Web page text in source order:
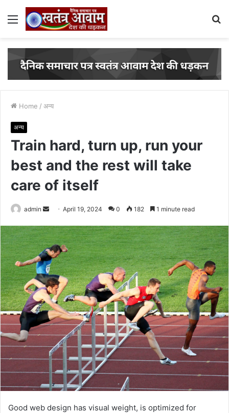
Menu
Home / अन्य
अन्य
Train hard, turn up, run your
best and the rest will take
care of itself
admin
Send
email
April 19, 2024 0 182 1 minute read
Good web design has visual weight, is optimized for